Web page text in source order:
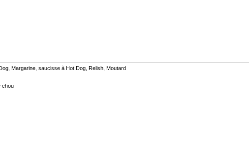
Margarine, saucisse à Hot Dog, Relish, Moutard
chou